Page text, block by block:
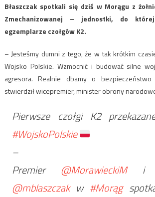
Błaszczak spotkali się dziś w Morągu z
Zmechanizowanej – jednostki, do
egzemplarze czołgów K2.
– Jesteśmy dumni z tego, że w tak krótkim
Wojsko Polskie. Wzmocnić i budować silne
agresora. Realnie dbamy o
stwierdził wicepremier, minister obrony
Pierwsze czołgi K2
#WojskoPolskie
–
Premier @MorawieckiMi
@mblaszczakw #Morąg